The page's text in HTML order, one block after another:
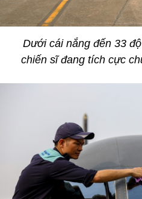
Dưới cái nắng đến 33
chiến sĩ đang tích cực